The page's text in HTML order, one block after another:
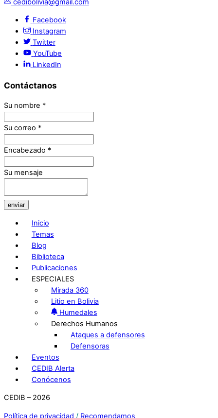
Facebook
Instagram
Twitter
YouTube
LinkedIn
Contáctanos
Su nombre *
Su correo *
Encabezado *
Su mensaje
enviar
Inicio
Temas
Blog
Biblioteca
Publicaciones
ESPECIALES
Mirada 360
Litio en Bolivia
Humedales
Derechos Humanos
Ataques a defensores
Defensoras
Eventos
CEDIB Alerta
Conócenos
CEDIB – 2026
Política de privacidad / Recomendamos